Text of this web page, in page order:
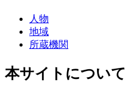
人物
地域
所蔵機関
本サイトについて